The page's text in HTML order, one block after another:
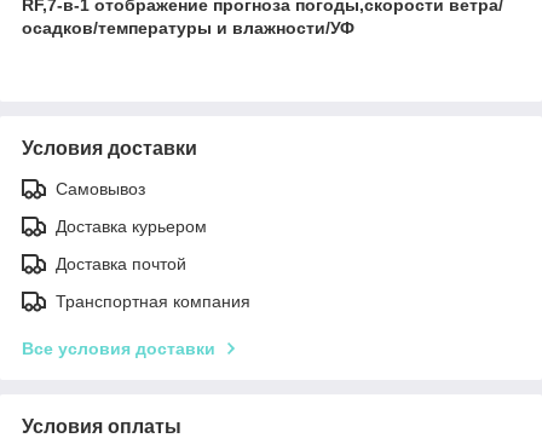
RF,7-в-1 отображение прогноза погоды,скорости ветра/
осадков/температуры и влажности/УФ
Условия доставки
Самовывоз
Доставка курьером
Доставка почтой
Транспортная компания
Все условия доставки
Условия оплаты